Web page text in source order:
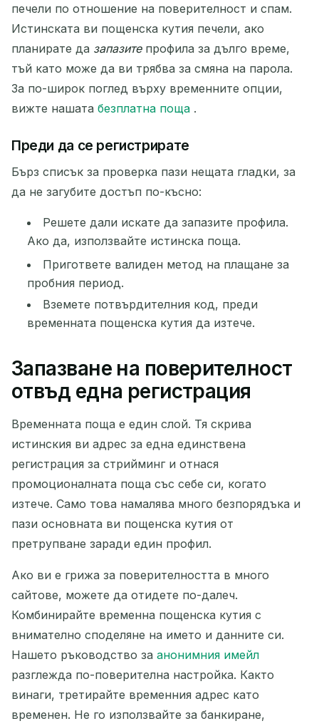
печели по отношение на поверителност и спам.
Истинската ви пощенска кутия печели, ако
планирате да запазитепрофила за дълго време,
тъй като може да ви трябва за смяна на парола.
За по-широк поглед върху временните опции,
вижте нашата безплатна поща .
Преди да се регистрирате
Бърз списък за проверка пази нещата гладки, за
да не загубите достъп по-късно:
Решете дали искате да запазите профила.
Ако да, използвайте истинска поща.
Пригответе валиден метод на плащане за
пробния период.
Вземете потвърдителния код, преди
временната пощенска кутия да изтече.
Запазване на поверителност
отвъд една регистрация
Временната поща е един слой. Тя скрива
истинския ви адрес за една единствена
регистрация за стрийминг и отнася
промоционалната поща със себе си, когато
изтече. Само това намалява много безпорядъка и
пази основната ви пощенска кутия от
претрупване заради един профил.
Ако ви е грижа за поверителността в много
сайтове, можете да отидете по-далеч.
Комбинирайте временна пощенска кутия с
внимателно споделяне на името и данните си.
Нашето ръководство за анонимния имейл
разглежда по-поверителна настройка. Както
винаги, третирайте временния адрес като
временен. Не го използвайте за банкиране,